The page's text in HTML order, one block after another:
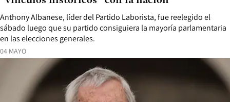
04 MAYO
Anthony Albanese, líder del Partido Laborista, fue reelegido el
sábado luego que su partido consiguiera la mayoría parlamentaria
en las elecciones generales.